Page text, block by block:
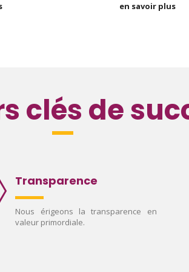
en savoir plus
clés de
Transparence
Nous érigeons la transparence en
valeur primordiale.